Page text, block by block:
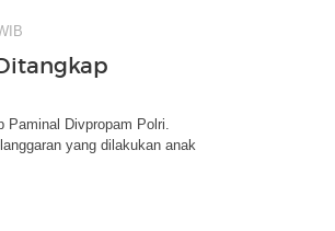
Paminal Divpropam Polri.
yang dilakukan anak